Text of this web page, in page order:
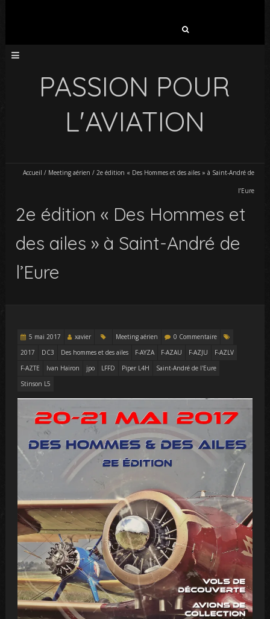
PASSION POUR
L'AVIATION
Accueil / Meeting aérien / 2e édition « Des Hommes et des ailes » à Saint-André de
l’Eure
2e édition « Des Hommes et
des ailes » à Saint-André de
l’Eure
5 mai 2017 xavier Meeting aérien
0 Commentaire
2017
DC3 Des hommes et des ailes F-AYZA F-AZAU F-AZJU
F-AZLV
F-AZTE
Ivan Hairon jpo LFFD Piper L4H
Saint-André de l'Eure
Stinson L5